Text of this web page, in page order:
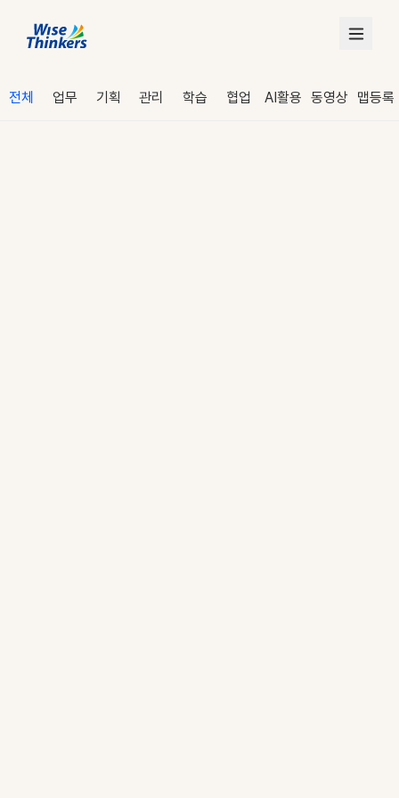
전체 업무 기획 관리 학습 협업 AI활용 동영상 맵등록